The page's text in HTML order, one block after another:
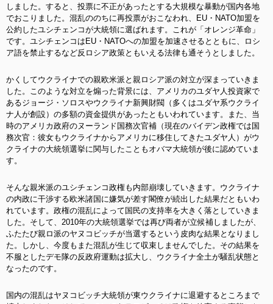
しました。すると、投票に不正があったとする大規模な暴動が国内各地
でおこりました。混乱ののちに再投票がおこなわれ、EU・NATO加盟を
公約したユシチェンコが大統領に選ばれます。これが「オレンジ革命」
です。ユシチェンコはEU・NATOへの加盟を加速させるとともに、ロシ
ア語を禁止するなど反ロシア政策ともいえる法律も通そうとしました。
かくしてウクライナでの親欧米派と親ロシア派の対立が深まっていきま
した。このような対立を煽った背景には、アメリカのユダヤ人投資家で
あるジョージ・ソロスやウクライナ新興財閥（多くはユダヤ系ウクライ
ナ人が創設）の多額の資金提供があったともいわれています。また、当
時のアメリカ政府のヌーランド国務次官補（現在のバイデン政権では国
務次官：彼女もウクライナからアメリカに移住してきたユダヤ人）がウ
クライナの大統領選挙に関与したこともオバマ大統領が後に認めていま
す。
そんな親米派のユシチェンコ政権も内部崩壊していきます。ウクライナ
の内政に干渉する欧米諸国に嫌気が差す閣僚が続出した結果だともいわ
れています。政権の混乱によって国民の支持率を大きく落としていきま
した。そして、2010年の大統領選挙では再び両者が立候補しましたが、
ふたたび親ロ派のヤヌコビッチが当選するという皮肉な結果となりまし
た。しかし、今度もまた混乱が生じて収束しませんでした。その結果を
不服としたデモ隊の反政府運動は拡大し、ウクライナ全土が騒乱状態と
なったのです。
国内の混乱はヤヌコビッチ大統領が東ウクライナに退避するところまで